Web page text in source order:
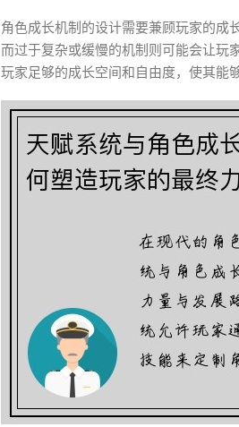
角色成长机制的设计需要兼顾玩家的成
而过于复杂或缓慢的机制则可能会让玩
玩家足够的成长空间和自由度，使其能